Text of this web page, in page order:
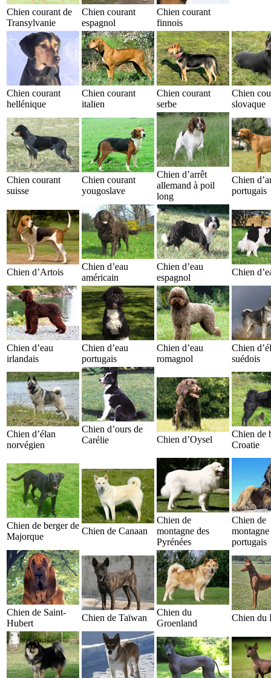
Chien courant de
Transylvanie
Chien courant
espagnol
Chien courant
finnois
Chien courant
hellénique
Chien courant
italien
Chien courant
serbe
Chien
slovaque
Chien courant
suisse
Chien courant
yougoslave
Chien d’arrêt
allemand à poil
long
Chien
portugais
Chien d’Artois
Chien d’eau
américain
Chien d’eau
espagnol
Chien
Chien d’eau
irlandais
Chien d’eau
portugais
Chien d’eau
romagnol
Chien
suédois
Chien d’élan
norvégien
Chien d’ours de
Carélie
Chien d’Oysel
Chien de
Croatie
Chien de berger de
Majorque
Chien de Canaan
Chien de
montagne des
Pyrénées
Chien de
montagne
portugais
Chien de Saint-
Hubert
Chien de Taïwan
Chien du
Groenland
Chien du